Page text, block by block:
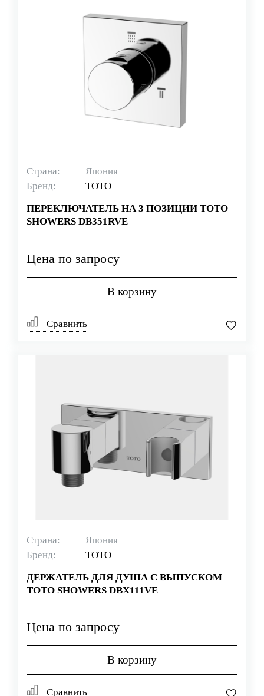
Страна:
Япония
Бренд:
TOTO
ПЕРЕКЛЮЧАТЕЛЬ НА 3 ПОЗИЦИИ TOTO
SHOWERS DB351RVE
Цена по запросу
В корзину
Сравнить
Страна:
Япония
Бренд:
TOTO
ДЕРЖАТЕЛЬ ДЛЯ ДУША С ВЫПУСКОМ
TOTO SHOWERS DBX111VE
Цена по запросу
В корзину
Сравнить